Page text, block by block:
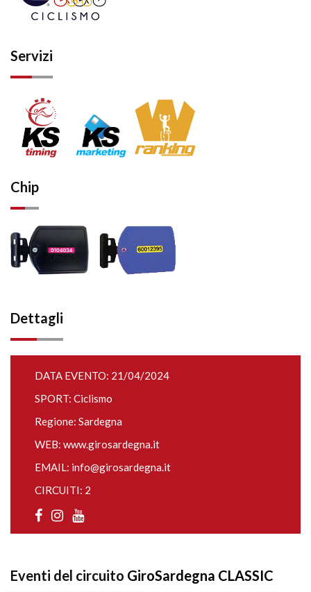
Servizi
Chip
Dettagli
DATA EVENTO: 21/04/2024
SPORT: Ciclismo
Regione: Sardegna
WEB: www.girosardegna.it
EMAIL: info@girosardegna.it
CIRCUITI: 2
Eventi del circuito GiroSardegna CLASSIC